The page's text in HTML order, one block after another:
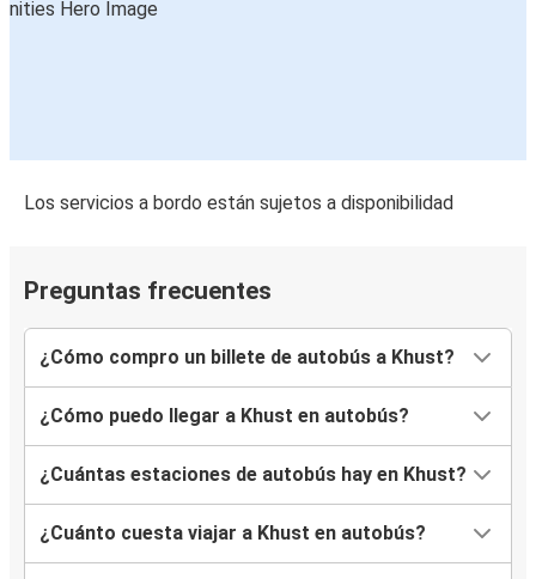
Los servicios a bordo están sujetos a disponibilidad
Preguntas frecuentes
¿Cómo compro un billete de autobús a Khust?
¿Cómo puedo llegar a Khust en autobús?
¿Cuántas estaciones de autobús hay en Khust?
¿Cuánto cuesta viajar a Khust en autobús?